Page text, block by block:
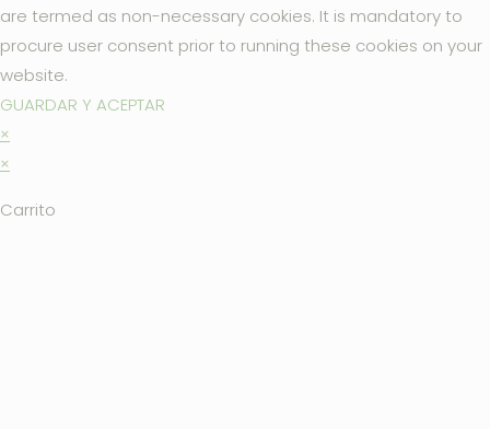
are termed as non-necessary cookies. It is mandatory to
procure user consent prior to running these cookies on your
website.
GUARDAR Y ACEPTAR
×
×
Carrito